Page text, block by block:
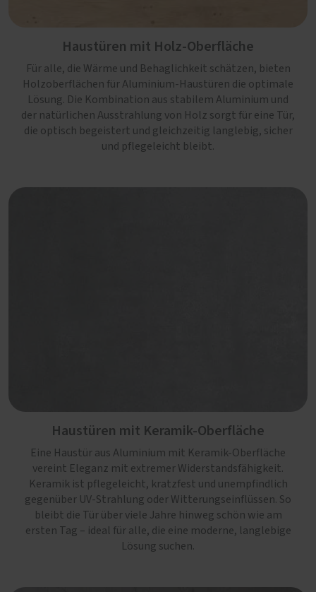
Haustüren mit Holz-Oberfläche
Für alle, die Wärme und Behaglichkeit schätzen, bieten
Holzoberflächen für Aluminium-Haustüren die optimale
Lösung. Die Kombination aus stabilem Aluminium und
der natürlichen Ausstrahlung von Holz sorgt für eine Tür,
die optisch begeistert und gleichzeitig langlebig, sicher
und pflegeleicht bleibt.
Haustüren mit Keramik-Oberfläche
Eine Haustür aus Aluminium mit Keramik-Oberfläche
vereint Eleganz mit extremer Widerstandsfähigkeit.
Keramik ist pflegeleicht, kratzfest und unempfindlich
gegenüber UV-Strahlung oder Witterungseinflüssen. So
bleibt die Tür über viele Jahre hinweg schön wie am
ersten Tag – ideal für alle, die eine moderne, langlebige
Lösung suchen.